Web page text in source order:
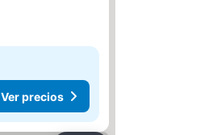
Ver precios